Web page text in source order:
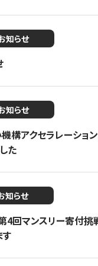
知らせ
知らせ
構アクセラレーショ
た
知らせ
4回マンスリー寄付